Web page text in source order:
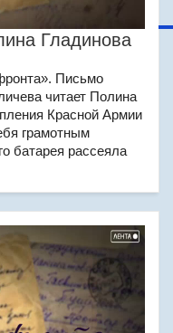
Гладинова
Письмо
читает Полина
Красной Армии
грамотным
батарея рассеяла